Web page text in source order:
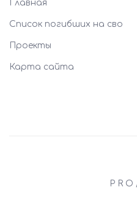
Главная
Список погибших на сво
Проекты
Карта сайта
P R